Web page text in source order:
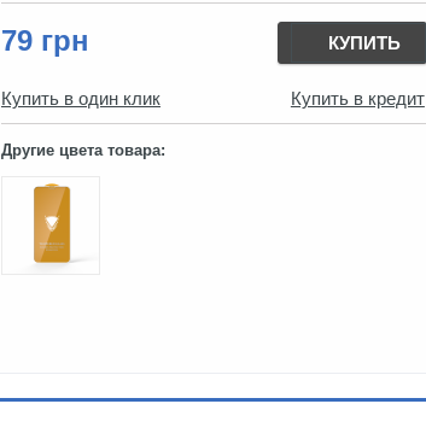
79 грн КУПИТЬ
Купить в один клик Купить в кредит
Другие цвета товара: